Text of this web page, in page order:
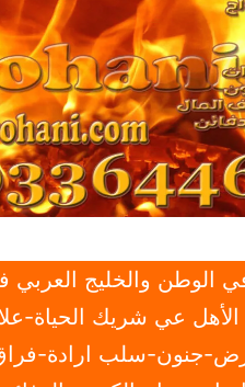
الوطن والخليج العربي
الأهل عي شريك الحياة-
جنون-سلب ارادة-